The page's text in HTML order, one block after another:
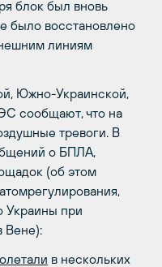
блок был вновь
было восстановлено
линиям
Южно-Украинской,
сообщают, что на
тревоги. В
о БПЛА,
(об этом
Украины при
Вене):
в нескольких